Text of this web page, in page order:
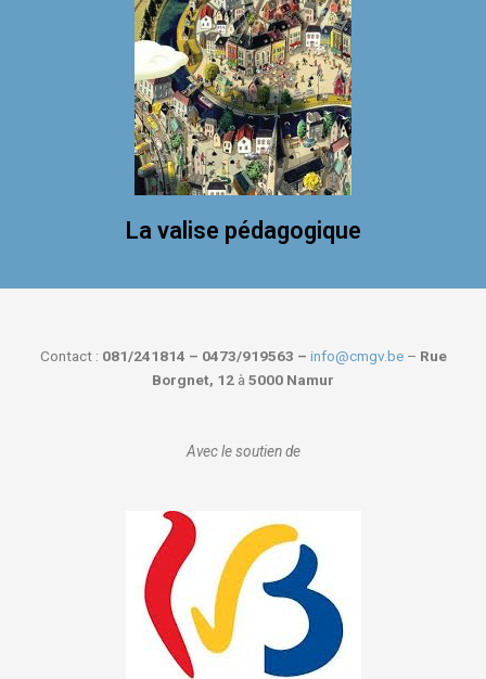
La valise pédagogique
Contact : 081/241814 – 0473/919563 – info@cmgv.be– Rue
Borgnet, 12 à 5000 Namur
Avec le soutien de